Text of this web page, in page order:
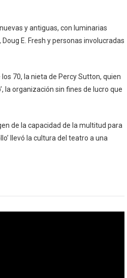
y antiguas, con luminarias
E. Fresh y personas involucradas
70, la nieta de Percy Sutton, quien
la organización sin fines de lucro que
de la capacidad de la multitud para
llevó la cultura del teatro a una